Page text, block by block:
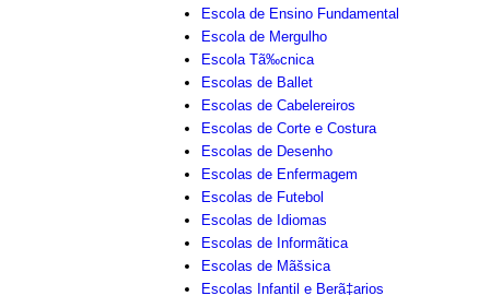
Escola de Ensino Fundamental
Escola de Mergulho
Escola Tã‰cnica
Escolas de Ballet
Escolas de Cabelereiros
Escolas de Corte e Costura
Escolas de Desenho
Escolas de Enfermagem
Escolas de Futebol
Escolas de Idiomas
Escolas de Informãtica
Escolas de Mãšsica
Escolas Infantil e Berã‡arios